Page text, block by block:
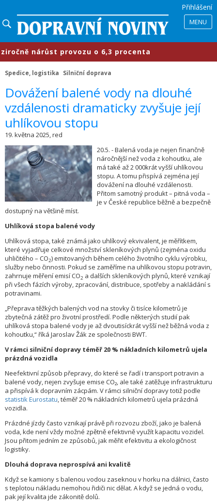
Přihlášení
MENU
nárůst provozu o 6,3 procenta
Spedice, logistika Silniční doprava
​Dovážení balené vody na dlouhé
vzdálenosti dramaticky zvyšuje její
uhlíkovou stopu
19. května 2025, red
20.5. - Balená voda je nejen finančně
náročnější než voda z kohoutku, ale
má také až 2 000krát vyšší uhlíkovou
stopu. A tomu přispívá zejména její
dovážení na dlouhé vzdálenosti.
Přitom samotný produkt – pitná voda –
je v České republice běžně a bezpečně
dostupný na většině míst.
Uhlíková stopa balené vody
Uhlíková stopa, také známá jako uhlíkový ekvivalent, je měřítkem,
které vyjadřuje celkové množství skleníkových plynů (zejména oxidu
uhličitého – CO2) emitovaných během celého životního cyklu výrobku,
služby nebo činnosti. Pokud se zaměříme na uhlíkovou stopu potravin,
zahrnuje měření emisí CO2 a dalších skleníkových plynů, které vznikají
při všech fázích výroby, zpracování, distribuce, spotřeby a nakládání s
potravinami.
„Přeprava těžkých balených vod na stovky či tisíce kilometrů je
zbytečná zátěž pro životní prostředí. Podle některých studií pak
uhlíková stopa balené vody je až dvoutisíckrát vyšší než běžná voda z
kohoutku,“ říká Jaroslav Žák ze společnosti BWT.
V rámci silniční dopravy téměř 20 % nákladních kilometrů ujela
prázdná vozidla
Neefektivní způsob přepravy, do které se řadí i transport potravin a
balené vody, nejen zvyšuje emise CO₂, ale také zatěžuje infrastrukturu
a přispívá k dopravním zácpám. V rámci silniční dopravy totiž podle
statistik Eurostatu, téměř 20 % nákladních kilometrů ujela prázdná
vozidla.
Prázdné jízdy často vznikají právě při rozvozu zboží, jako je balená
voda, kde není vždy možné zpětně efektivně využít kapacitu vozidel.
Jsou přitom jedním ze způsobů, jak měřit efektivitu a ekologičnost
logistiky.
Dlouhá doprava neprospívá ani kvalitě
Když se kamiony s balenou vodou zaseknou v horku na dálnici, často
s teplotou nákladu nemohou řidiči nic dělat. A když se jedná o vodu,
pak její kvalita jde zákonitě dolů.